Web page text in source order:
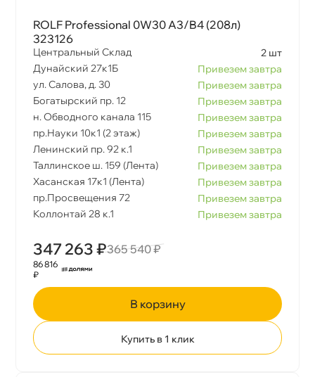
ROLF Professional 0W30 A3/B4 (208л)
323126
Центральный Склад
2 шт
Дунайский 27к1Б
Привезем завтра
ул. Салова, д. 30
Привезем завтра
Богатырский пр. 12
Привезем завтра
н. Обводного канала 115
Привезем завтра
пр.Науки 10к1 (2 этаж)
Привезем завтра
Ленинский пр. 92 к.1
Привезем завтра
Таллинское ш. 159 (Лента)
Привезем завтра
Хасанская 17к1 (Лента)
Привезем завтра
пр.Просвещения 72
Привезем завтра
Коллонтай 28 к.1
Привезем завтра
347 263 ₽365 540 ₽
86 816
₽
корзину
Купить в 1 клик